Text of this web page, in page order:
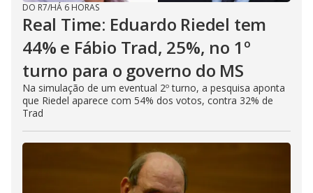
DO R7/HÁ 6 HORAS
Real Time: Eduardo Riedel tem
44% e Fábio Trad, 25%, no 1º
turno para o governo do MS
Na simulação de um eventual 2º turno, a pesquisa aponta
que Riedel aparece com 54% dos votos, contra 32% de
Trad